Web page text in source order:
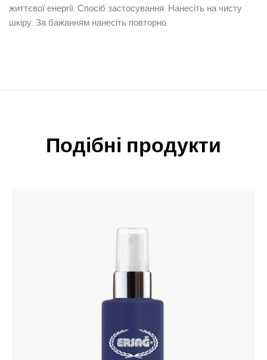
життєвої енергії. Спосіб застосування: Нанесіть на чисту
шкіру. За бажанням нанесіть повторно.
Подібні продукти